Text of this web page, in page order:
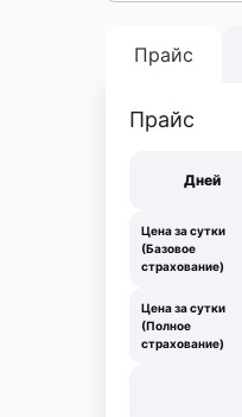
Прайс
Прайс
Дней
Цена за сутки
(Базовое
страхование)
Цена за сутки
(Полное
страхование)